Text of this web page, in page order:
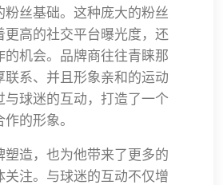
粉丝基础。这种庞大的粉丝
更高的社交平台曝光度，还
的机会。品牌商往往青睐那
联系、并且形象亲和的运动
与球迷的互动，打造了一个
的形象。
塑造，也为他带来了更多的
关注。与球迷的互动不仅增